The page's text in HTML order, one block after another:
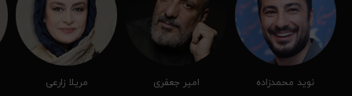
نوید محمدزاده امیر جعفری مریلا زارعی